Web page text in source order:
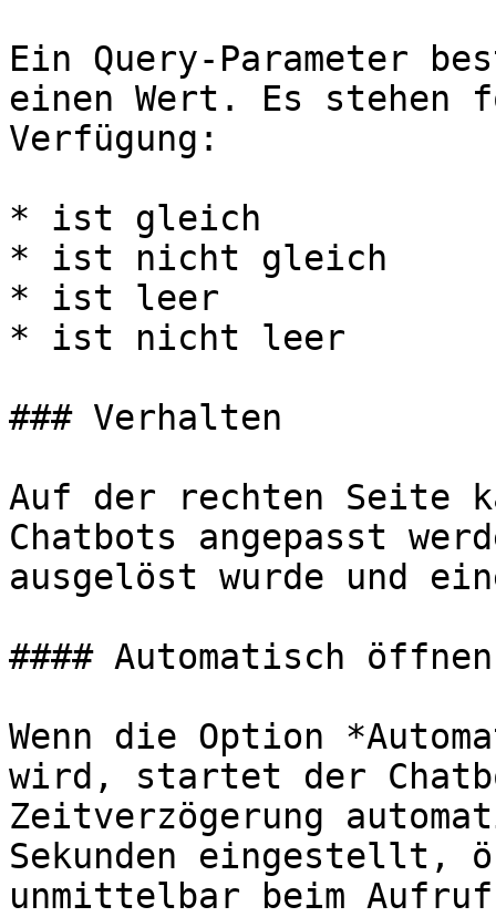
Ein Query-Parameter
einen Wert. Es stehen
Verfügung:
* ist gleich
* ist nicht gleich
* ist leer
* ist nicht leer
### Verhalten
Auf der rechten Seite
Chatbots angepasst
ausgelöst wurde und
#### Automatisch öffnen
Wenn die Option
wird, startet der
Zeitverzögerung
Sekunden eingestellt,
unmittelbar beim